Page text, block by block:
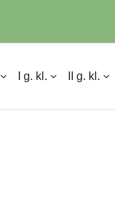
I g. kl. II g. kl.